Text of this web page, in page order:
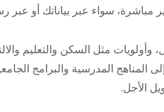
مباشرة، سواء عبر بياناتك أو عبر
مثل السكن والتعليم
المدرسية والبرامج
الأجل.